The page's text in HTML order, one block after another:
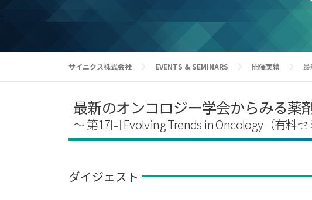
サイニクス株式会社 EVENTS & SEMINARS 開催実績 最
最新のオンコロジー学会からみる薬
～ 第17回 Evolving Trends in Oncology（有料セ
ダイジェスト